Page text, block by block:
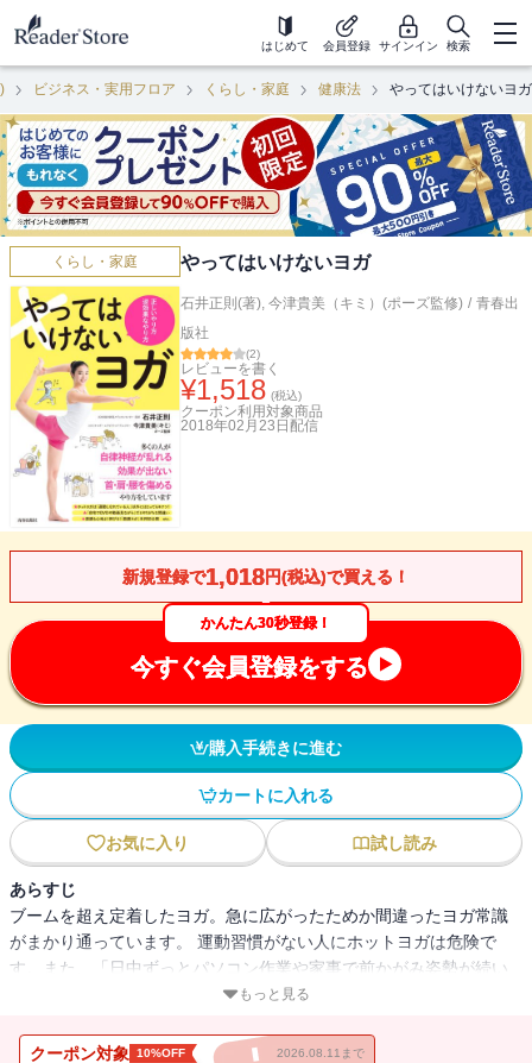
はじめて 会員登録 サインイン 検索
ビジネス・実用フロア くらし・家庭 健康法 やってはいけないヨガ
くらし・家庭 やってはいけないヨガ
石井正則(著), 今津貴美（キミ）(ポーズ監修) / 青春出
版社
(2)
レビューを書く
¥1,518 (税込)
クーポン利用対象商品
2018年02月23日 配信
新規登録で1,018円(税込)で買える！
かんたん30秒登録！
今すぐ会員登録をする
購入手続きに進む
カートに入れる
お気に入り 試し読み
あらすじ
ブームを超え定着したヨガ。急に広がったためか間違ったヨガ常識
がまかり通っています。 運動習慣がない人にホットヨガは危険で
す。また、「日中ずっとパソコン作業や家事で前かがみ姿勢が続い
たから、寝る前に体を反らすポーズ（上体反らし）でリセットしよ
は交感神経を興奮させますから、やりすぎると不眠のもとになりか
もっと見る
クーポン対象 10%OFF 2026.08.11まで